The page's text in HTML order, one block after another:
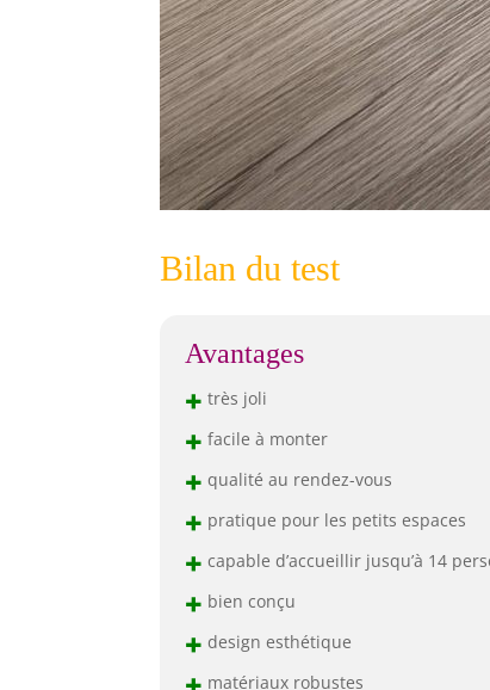
Bilan du test
Avantages
+ très joli
+ facile à monter
+ qualité au rendez-vous
+ pratique pour les petits espaces
+ capable d’accueillir jusqu’à 14
+ bien conçu
+ design esthétique
matériaux robustes